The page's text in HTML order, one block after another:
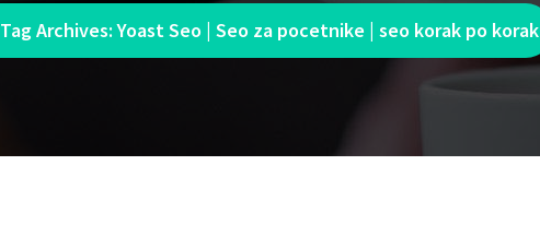
Tag Archives: Yoast Seo | Seo za pocetnike | seo korak po korak